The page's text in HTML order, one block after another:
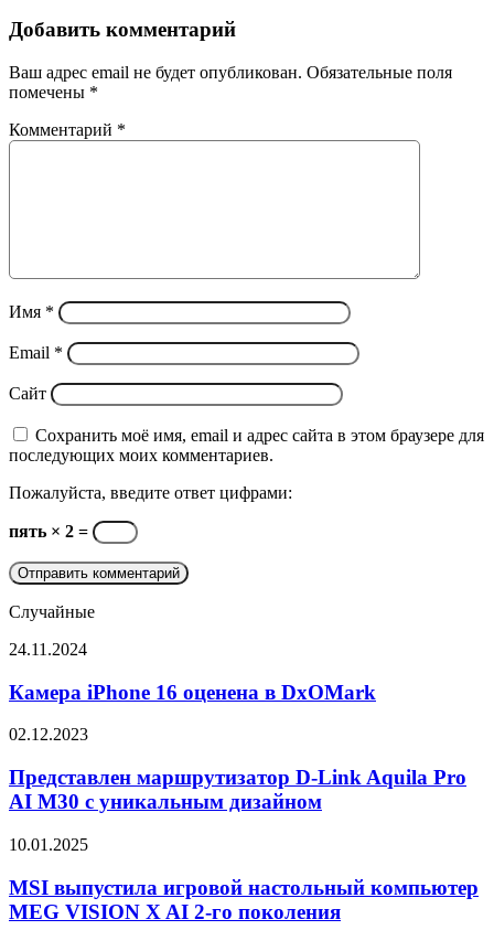
Добавить комментарий
Ваш адрес email не будет опубликован. Обязательные поля
помечены *
Комментарий *
Имя *
Email *
Сайт
Сохранить моё имя, email и адрес сайта в этом браузере для
последующих моих комментариев.
Пожалуйста, введите ответ цифрами:
пять × 2 =
Случайные
Камера
16
оценена
в
24.11.2024
Камера iPhone 16 оценена в DxOMark
Представлен
D-
Link
Aquila
AI
с
уникальным
02.12.2023
Представлен маршрутизатор D-Link Aquila Pro
AI M30 с уникальным дизайном
MSI
игровой
настольный
компьютер
10.01.2025
MSI выпустила игровой настольный компьютер
MEG VISION X AI 2-го поколения